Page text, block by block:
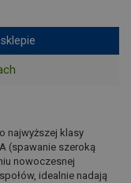
najwyższej klasy
(spawanie szeroką
nowoczesnej
idealnie nadają